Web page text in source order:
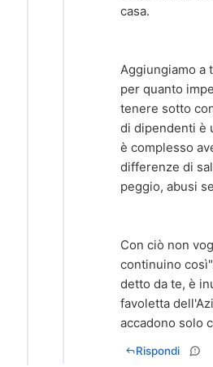
casa.
Aggiungiamo a
per quanto
tenere sotto
di dipendenti è
è complesso
differenze di
peggio, abusi
Con ciò non
continuino
detto da te, è
favoletta
accadono solo
Rispondi